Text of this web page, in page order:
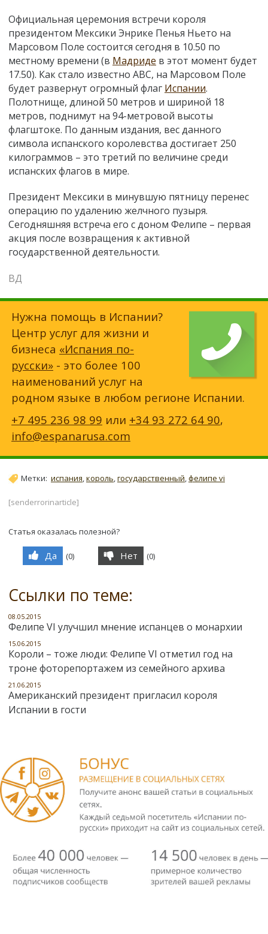
Официальная церемония встречи короля
президентом Мексики Энрике Пенья Ньето на
Марсовом Поле состоится сегодня в 10.50 по
местному времени (в Мадриде в этот момент будет
17.50). Как стало известно АВС, на Марсовом Поле
будет развернут огромный флаг Испании.
Полотнище, длиной 50 метров и шириной 18
метров, поднимут на 94-метровой высоты
флагштоке. По данным издания, вес данного
символа испанского королевства достигает 250
килограммов – это третий по величине среди
испанских флагов в мире.
Президент Мексики в минувшую пятницу перенес
операцию по удалению желчного пузыря.
Сегодняшняя встреча его с доном Фелипе – первая
акция после возвращения к активной
государственной деятельности.
ВД
Нужна помощь в Испании?
Центр услуг для жизни и
бизнеса «Испания по-
русски» - это более 100
наименований услуг на
родном языке в любом регионе Испании.
+7 495 236 98 99 или +34 93 272 64 90,
info@espanarusa.com
Метки: испания,король,государственный,фелипе vi
[senderrorinarticle]
Статья оказалась полезной?
Да (0) Нет (0)
Ссылки по теме:
08.05.2015
Фелипе VI улучшил мнение испанцев о монархии
15.06.2015
Короли – тоже люди: Фелипе VI отметил год на
троне фоторепортажем из семейного архива
21.06.2015
Американский президент пригласил короля
Испании в гости